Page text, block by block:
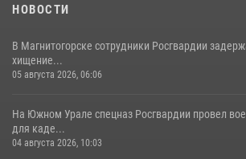
НОВОСТИ
В Магнитогорске сотрудники Росгвардии
хищение...
05 августа 2026, 06:06
На Южном Урале спецназ Росгвардии провел
для каде...
04 августа 2026, 10:03